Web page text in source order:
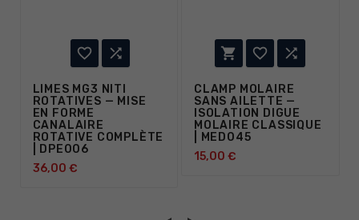
 
LIMES MG3 NITI
ROTATIVES — MISE
EN FORME
CANALAIRE
ROTATIVE COMPLÈTE
| DPE006
36,00 €
  
CLAMP MOLAIRE
SANS AILETTE —
ISOLATION DIGUE
MOLAIRE CLASSIQUE
| MED045
15,00 €